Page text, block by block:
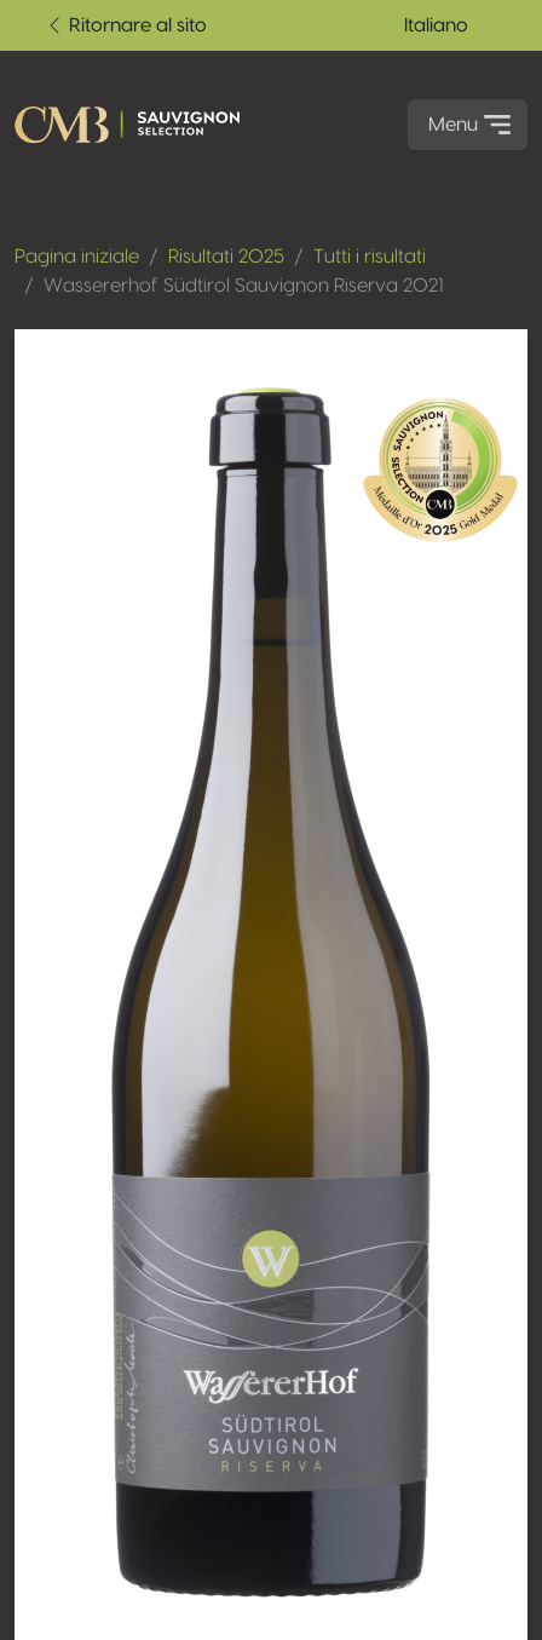
Ritornare al sito Italiano
Menu
Pagina iniziale Risultati 2025
Tutti i risultati
Wassererhof Südtirol Sauvignon Riserva 2021